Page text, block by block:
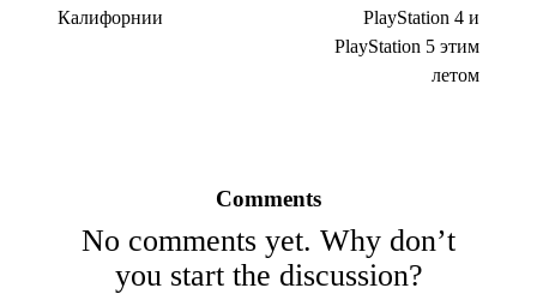
Калифорнии
PlayStation 4 и
PlayStation 5 этим
летом
Comments
No comments yet. Why don’t
you start the discussion?